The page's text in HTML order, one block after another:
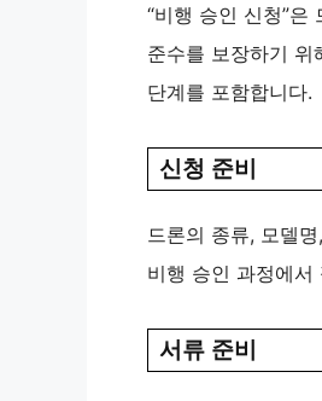
“비행 승인 신청”
준수를 보장하기 위
단계를 포함합니다.
신청 준비
드론의 종류, 모델
비행 승인 과정에서
서류 준비